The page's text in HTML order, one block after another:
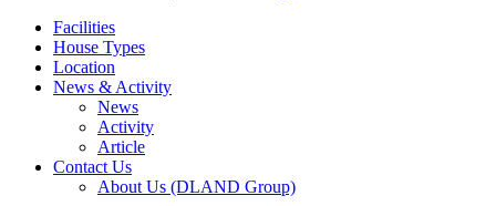
Facilities
House Types
Location
News & Activity
News
Activity
Article
Contact Us
About Us (DLAND Group)